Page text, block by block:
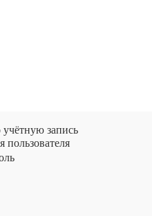
запись
пользователя